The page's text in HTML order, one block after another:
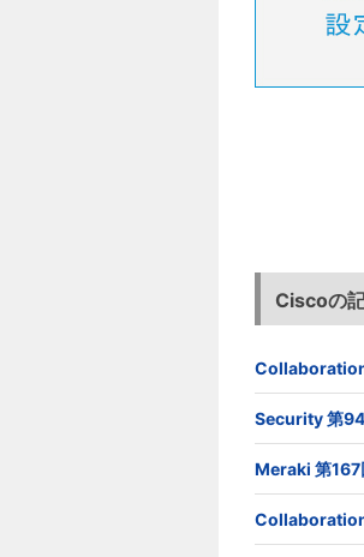
Ciscoの
Security 第94
Meraki 第167
Collaboration